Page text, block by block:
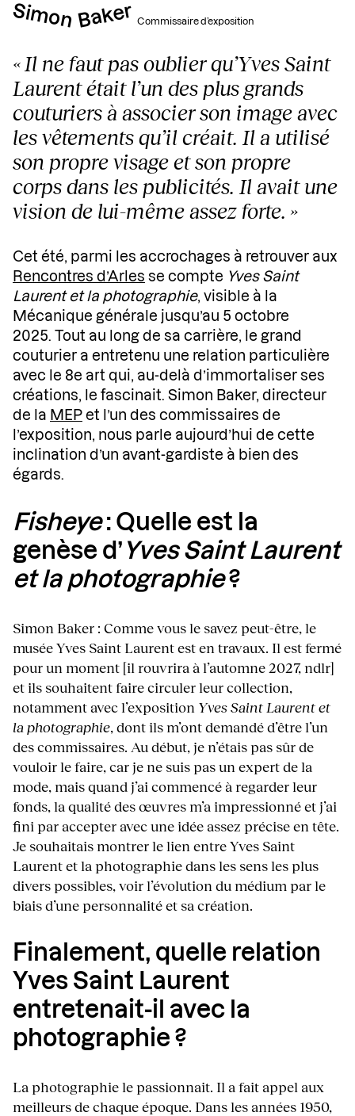
SimonBaker Commissaire d’exposition
« Il ne faut pas oublier qu’Yves Saint
Laurent était l’un des plus grands
couturiers à associer son image avec
les vêtements qu’il créait. Il a utilisé
son propre visage et son propre
corps dans les publicités. Il avait une
vision de lui-même assez forte. »
Cet été, parmi les accrochages à retrouver aux
Rencontres d’Arles se compte Yves Saint
Laurent et la photographie, visible à la
Mécanique générale jusqu’au 5 octobre
2025. Tout au long de sa carrière, le grand
couturier a entretenu une relation particulière
avec le 8e art qui, au-delà d’immortaliser ses
créations, le fascinait. Simon Baker, directeur
de la MEP et l’un des commissaires de
l’exposition, nous parle aujourd’hui de cette
inclination d’un avant-gardiste à bien des
égards.
Fisheye: Quelle est la
genèse d’ Yves Saint Laurent
et la photographie?
Simon Baker : Comme vous le savez peut-être, le
musée Yves Saint Laurent est en travaux. Il est fermé
pour un moment [il rouvrira à l’automne 2027, ndlr]
et ils souhaitent faire circuler leur collection,
notamment avec l’exposition Yves Saint Laurent et
la photographie, dont ils m’ont demandé d’être l’un
des commissaires. Au début, je n’étais pas sûr de
vouloir le faire, car je ne suis pas un expert de la
mode, mais quand j’ai commencé à regarder leur
fonds, la qualité des œuvres m’a impressionné et j’ai
fini par accepter avec une idée assez précise en tête.
Je souhaitais montrer le lien entre Yves Saint
Laurent et la photographie dans les sens les plus
divers possibles, voir l’évolution du médium par le
biais d’une personnalité et sa création.
Finalement, quelle relation
Yves Saint Laurent
entretenait-il avec la
photographie ?
La photographie le passionnait. Il a fait appel aux
meilleurs de chaque époque. Dans les années 1950,